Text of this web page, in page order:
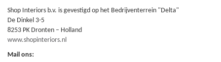
Shop Interiors b.v. is gevestigd op het Bedrijventerrein "Delta"
De Dinkel 3-5
8253 PK Dronten – Holland
www.shopinteriors.nl
Mail ons: